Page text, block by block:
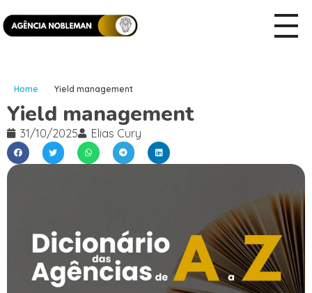
Home Yield management
Yield management
31/10/2025 Elias Cury